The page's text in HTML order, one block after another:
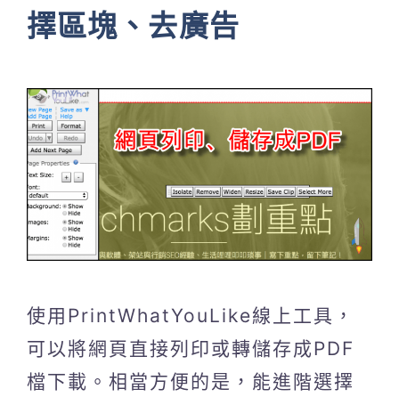
擇區塊、去廣告
使用PrintWhatYouLike線上工具，
可以將網頁直接列印或轉儲存成PDF
檔下載。相當方便的是，能進階選擇